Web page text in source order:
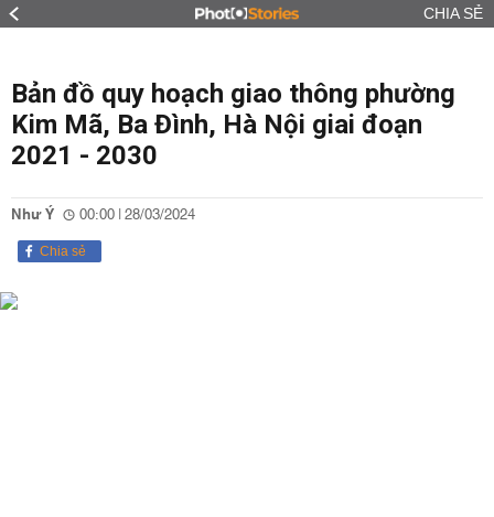
CHIA SẺ
Bản đồ quy hoạch giao thông phường
Kim Mã, Ba Đình, Hà Nội giai đoạn
2021 - 2030
Như Ý 00:00 | 28/03/2024
Chia sẻ